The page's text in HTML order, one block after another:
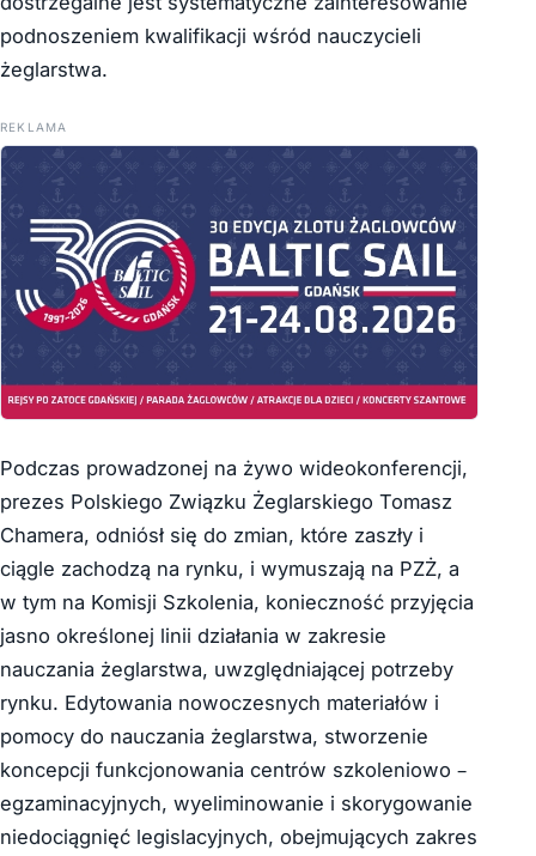
podnoszeniem kwalifikacji wśród nauczycieli
żeglarstwa.
REKLAMA
Podczas prowadzonej na żywo wideokonferencji,
prezes Polskiego Związku Żeglarskiego Tomasz
Chamera, odniósł się do zmian, które zaszły i
ciągle zachodzą na rynku, i wymuszają na PZŻ, a
w tym na Komisji Szkolenia, konieczność przyjęcia
jasno określonej linii działania w zakresie
nauczania żeglarstwa, uwzględniającej potrzeby
rynku. Edytowania nowoczesnych materiałów i
pomocy do nauczania żeglarstwa, stworzenie
koncepcji funkcjonowania centrów szkoleniowo –
egzaminacyjnych, wyeliminowanie i skorygowanie
niedociągnięć legislacyjnych, obejmujących zakres